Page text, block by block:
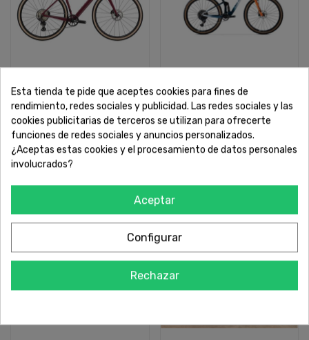
VER MÁS
CANNONDALE
SUPER SIX EVO SE 1
VER MÁS
LEECOUGAN
CROSSFIRE 428RACE
¡En Oferta!
Esta tienda te pide que aceptes cookies para fines de
rendimiento, redes sociales y publicidad. Las redes sociales y las
cookies publicitarias de terceros se utilizan para ofrecerte
funciones de redes sociales y anuncios personalizados.
¿Aceptas estas cookies y el procesamiento de datos personales
involucrados?
Aceptar
Configurar
Rechazar